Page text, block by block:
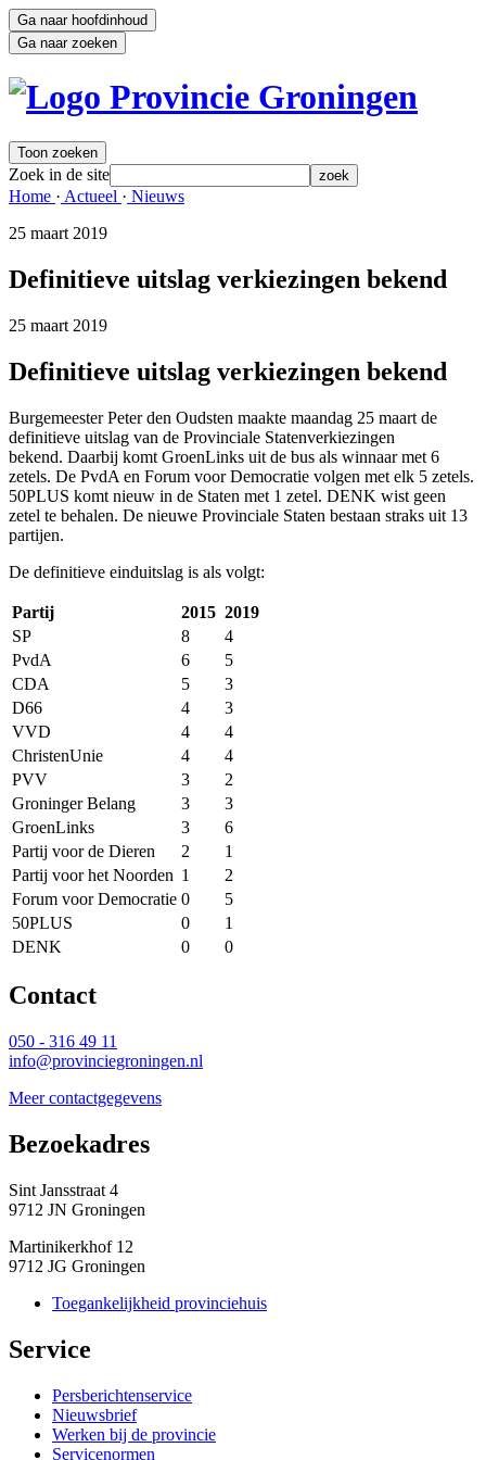
Ga naar hoofdinhoud
Ga naar zoeken
Toon zoeken
Zoek in de site zoek
Home · Actueel · Nieuws
25 maart 2019
Definitieve uitslag verkiezingen bekend
25 maart 2019
Definitieve uitslag verkiezingen bekend
Burgemeester Peter den Oudsten maakte maandag 25 maart de
definitieve uitslag van de Provinciale Statenverkiezingen
bekend. Daarbij komt GroenLinks uit de bus als winnaar met 6
zetels. De PvdA en Forum voor Democratie volgen met elk 5 zetels.
50PLUS komt nieuw in de Staten met 1 zetel. DENK wist geen
zetel te behalen. De nieuwe Provinciale Staten bestaan straks uit 13
partijen.
De definitieve einduitslag is als volgt:
Partij 2015 2019
SP
8
4
PvdA
6
5
CDA
5
3
D66
4
3
VVD
4
4
ChristenUnie
4
4
PVV
3
2
Groninger Belang
3
3
GroenLinks
3
6
Partij voor de Dieren
2
1
Partij voor het Noorden 1
2
Forum voor Democratie 0
5
50PLUS
0
1
DENK
0 0
Contact
050 - 316 49 11
info@provinciegroningen.nl
Meer contactgegevens
Bezoekadres
Sint Jansstraat 4
9712 JN Groningen
Martinikerkhof 12
9712 JG Groningen
Toegankelijkheid provinciehuis
Service
Persberichtenservice
Nieuwsbrief
Werken bij de provincie
Servicenormen